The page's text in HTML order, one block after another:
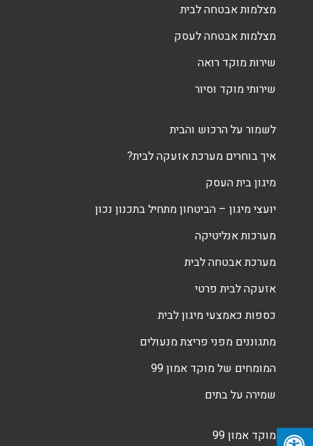
מצלמות אבטחה לבית
מצלמות אבטחה לעסק
שירות מוקד רואה
שירותי מוקד וסיור
לשמור על הרכוש והבית
איך בוחרים מערכת אזעקה לבית?
מיגון בית העסק
יועצי מיגון – הביטחון מתחיל בתכנון נכון
מערכות אנליטיקה
מערכת אבטחה לבית
אזעקה לבית פרטי
כספות כאמצעי מיגון לבית
מתגוננים מפני פריצת מנעולים
המומחים של מוקד אמון 99
שמירה על בתים
מוקד אמון 99